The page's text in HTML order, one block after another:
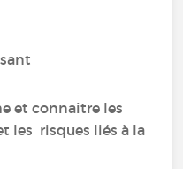
et connaitre les
les risques liés à la